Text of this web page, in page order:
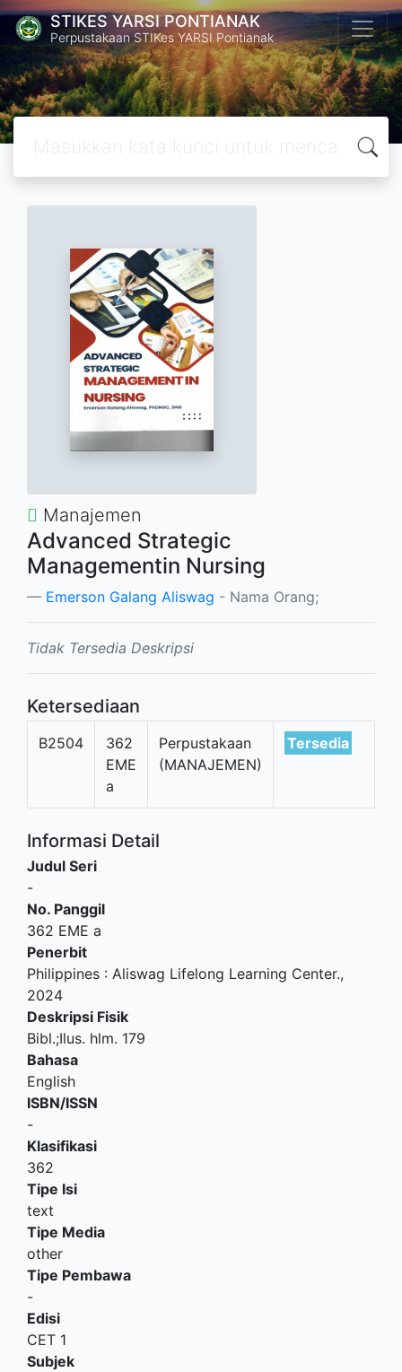
STIKES YARSI PONTIANAK
Perpustakaan STIKes YARSI Pontianak
Manajemen
Advanced Strategic
Managementin Nursing
Emerson Galang Aliswag - Nama Orang;
Tidak Tersedia Deskripsi
Ketersediaan
B2504
362
EME
a
Perpustakaan
(MANAJEMEN)
Tersedia
Informasi Detail
Judul Seri
-
No. Panggil
362 EME a
Penerbit
Philippines : Aliswag Lifelong Learning Center.,
2024
Deskripsi Fisik
Bibl.;Ilus. hlm. 179
Bahasa
English
ISBN/ISSN
-
Klasifikasi
362
Tipe Isi
text
Tipe Media
other
Tipe Pembawa
-
Edisi
CET 1
Subjek